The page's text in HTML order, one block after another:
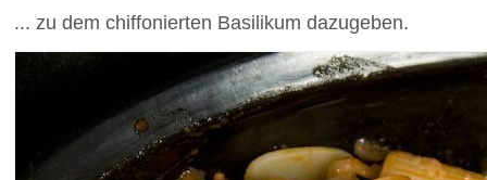
... zu dem chiffonierten Basilikum dazugeben.